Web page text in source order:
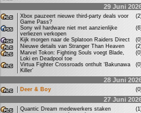
29 Juni
Xbox pauzeert nieuwe third-party deals voor
Game Pass?
Sony wil hardware niet met aanzienlijke
verliezen verkopen
Kijk morgen naar de Splatoon Raiders Direct
Nieuwe details van Stranger Than Heaven
Marvel Tokon: Fighting Souls voegt Blade,
Loki en Deadpool toe
Virtua Fighter Crossroads onthult ‘Bakunawa
Killer’
28 Juni
Deer & Boy
27 Juni
Quantic Dream medewerkers staken